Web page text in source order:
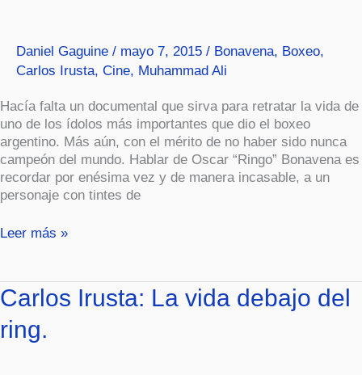
Daniel Gaguine / mayo 7, 2015 / Bonavena, Boxeo,
Carlos Irusta, Cine, Muhammad Ali
Hacía falta un documental que sirva para retratar la vida de
uno de los ídolos más importantes que dio el boxeo
argentino. Más aún, con el mérito de no haber sido nunca
campeón del mundo. Hablar de Oscar “Ringo” Bonavena es
recordar por enésima vez y de manera incasable, a un
personaje con tintes de
Leer más »
Carlos Irusta: La vida debajo del
ring.
Carlos
Irusta:
La
vida